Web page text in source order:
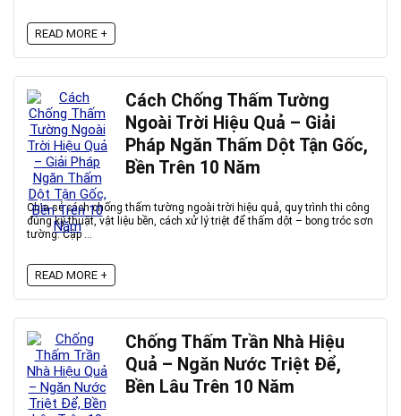
READ MORE +
Cách Chống Thấm Tường
Ngoài Trời Hiệu Quả – Giải
Pháp Ngăn Thấm Dột Tận Gốc,
Bền Trên 10 Năm
Chia sẻ cách chống thấm tường ngoài trời hiệu quả, quy trình thi công
đúng kỹ thuật, vật liệu bền, cách xử lý triệt để thấm dột – bong tróc sơn
tường. Cập ...
READ MORE +
Chống Thấm Trần Nhà Hiệu
Quả – Ngăn Nước Triệt Để,
Bền Lâu Trên 10 Năm